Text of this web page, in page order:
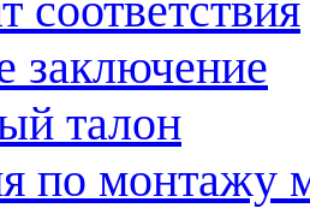
заключение
талон
по монтажу